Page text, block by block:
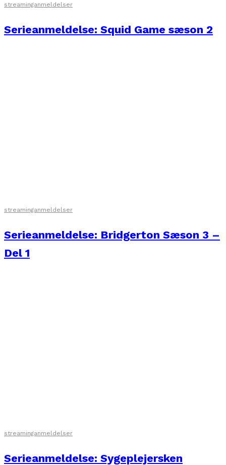
streaminganmeldelser
Serieanmeldelse: Squid Game sæson 2
streaminganmeldelser
Serieanmeldelse: Bridgerton Sæson 3 –
Del 1
streaminganmeldelser
Serieanmeldelse: Sygeplejersken